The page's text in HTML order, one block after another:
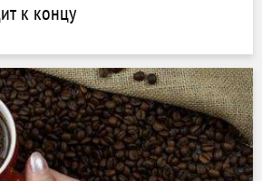
к концу